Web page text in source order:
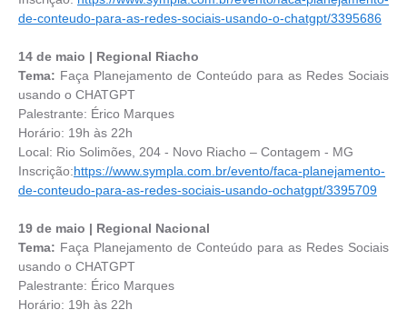
de-conteudo-para-as-redes-sociais-usando-o-chatgpt/3395686
14 de maio | Regional Riacho
Tema: Faça Planejamento de Conteúdo para as Redes Sociais
usando o CHATGPT
Palestrante: Érico Marques
Horário: 19h às 22h
Local: Rio Solimões, 204 - Novo Riacho – Contagem - MG
Inscrição:https://www.sympla.com.br/evento/faca-planejamento-
de-conteudo-para-as-redes-sociais-usando-ochatgpt/3395709
19 de maio | Regional Nacional
Tema: Faça Planejamento de Conteúdo para as Redes Sociais
usando o CHATGPT
Palestrante: Érico Marques
Horário: 19h às 22h